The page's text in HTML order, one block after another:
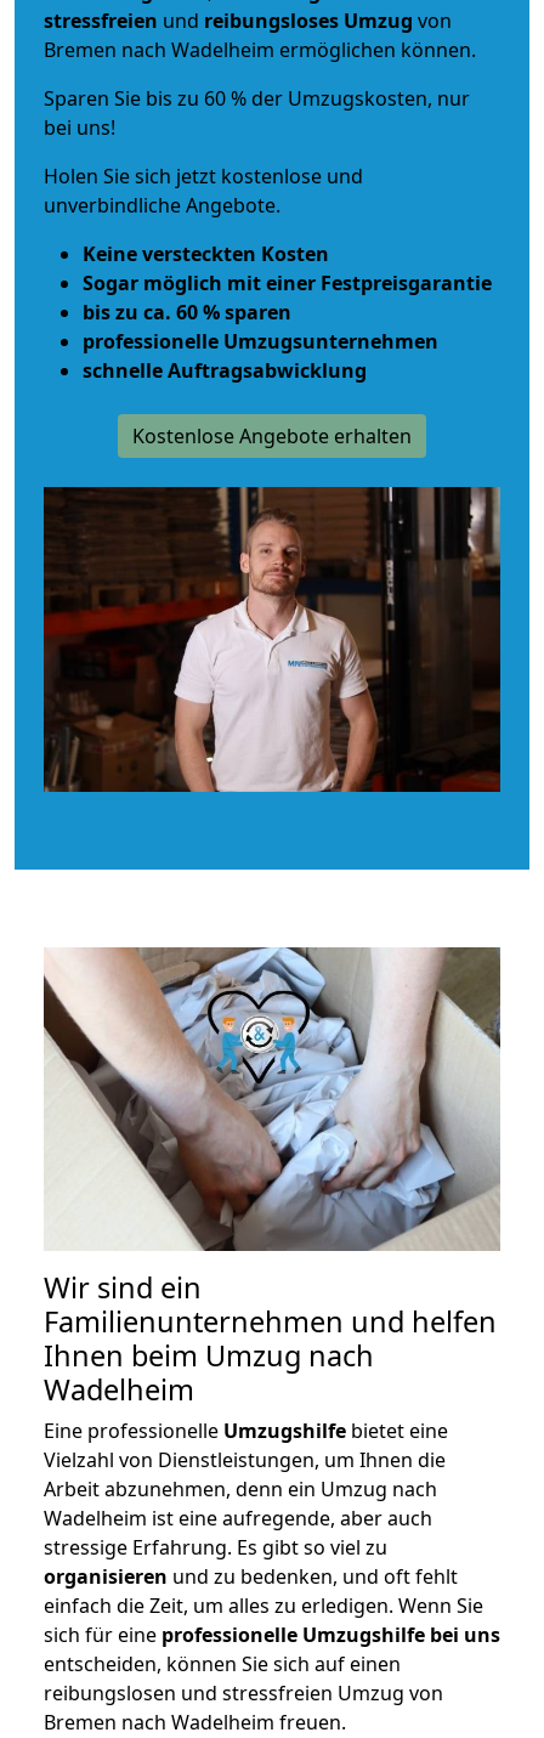
stressfreien und reibungsloses Umzug von
Bremen nach Wadelheim ermöglichen können.
Sparen Sie bis zu 60 % der Umzugskosten, nur
bei uns!
Holen Sie sich jetzt kostenlose und
unverbindliche Angebote.
Keine versteckten Kosten
Sogar möglich mit einer Festpreisgarantie
bis zu ca. 60 % sparen
professionelle Umzugsunternehmen
schnelle Auftragsabwicklung
Kostenlose Angebote erhalten
Wir sind ein
Familienunternehmen und helfen
Ihnen beim Umzug nach
Wadelheim
Eine professionelle Umzugshilfe bietet eine
Vielzahl von Dienstleistungen, um Ihnen die
Arbeit abzunehmen, denn ein Umzug nach
Wadelheim ist eine aufregende, aber auch
stressige Erfahrung. Es gibt so viel zu
organisieren und zu bedenken, und oft fehlt
einfach die Zeit, um alles zu erledigen. Wenn Sie
sich für eine professionelle Umzugshilfe bei uns
entscheiden, können Sie sich auf einen
reibungslosen und stressfreien Umzug von
Bremen nach Wadelheim freuen.